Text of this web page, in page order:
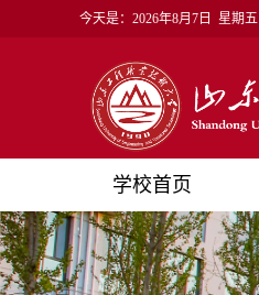
今天是： 2026年8月7日 星期五
学校首页